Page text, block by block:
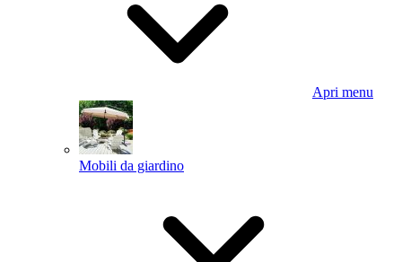
Apri menu
Mobili da giardino